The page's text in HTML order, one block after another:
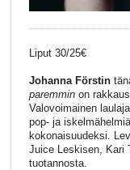
Liput 30/25€
Johanna Förstin
paremminon
Valovoimainen
pop- ja
kokonaisuudeksi.
Juice Leskisen, Kari
tuotannosta.